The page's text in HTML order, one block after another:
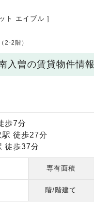
ト エイブル ]
2-2階）
入曽の賃貸物件情報
歩7分
徒歩27分
徒歩37分
専有面積
階/階建て